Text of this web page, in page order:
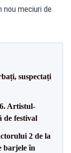
nou meciuri de
suspectați
Artistul-
de festival
2 de la
barjele în